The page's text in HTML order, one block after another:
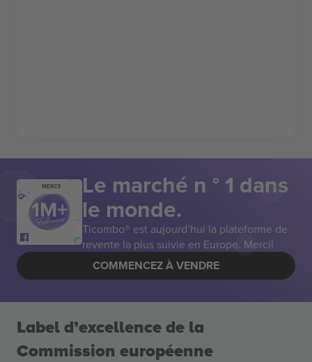
MERCI! Le marché n ° 1 dans
le monde.
Ticombo® est aujourd’hui la plateforme de
revente la plus suivie en Europe. Merci!
COMMENCEZ À VENDRE
Label d’excellence de la
Commission européenne